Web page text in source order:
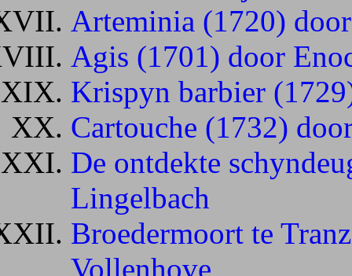
Arteminia (1720)
Agis (1701) door
Krispyn barbier
Cartouche (1732)
De ontdekte
Lingelbach
Broedermoort te
Vollenhove